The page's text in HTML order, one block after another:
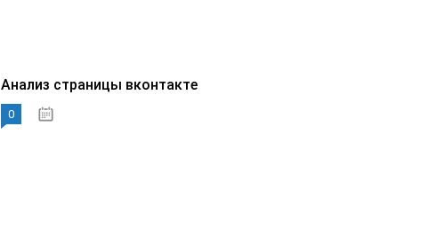
Анализ страницы вконтакте
0